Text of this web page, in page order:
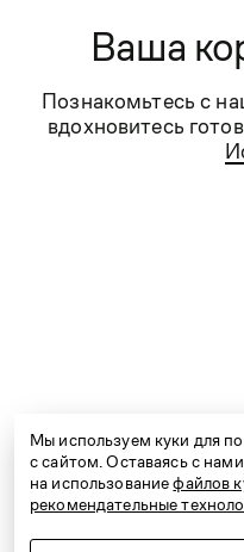
Ваша
Познакомьтесь с
вдохновитесь
и удобная стильная
для бизнеса и
8 800 600 77 07
Мы используем куки для
с сайтом. Оставаясь с
на использованиефайлов
рекомендательные